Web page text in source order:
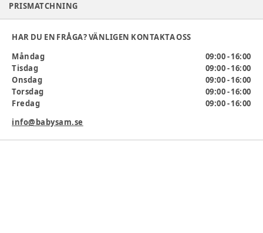
Produktionsland:
PRISMATCHNING
HAR DU EN FRÅGA? VÄNLIGEN KONTAKTA OSS
Måndag
09:00 - 16:00
Tisdag
09:00 - 16:00
Onsdag
09:00 - 16:00
Torsdag
09:00 - 16:00
Fredag
09:00 - 16:00
info@babysam.se